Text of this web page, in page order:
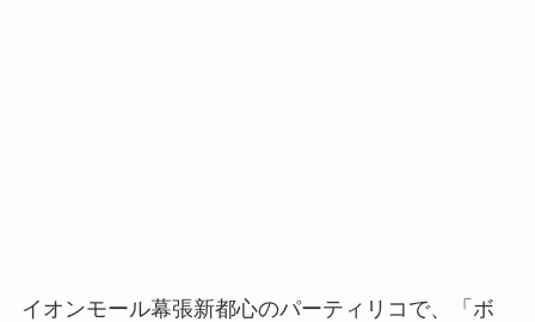
イオンモール幕張新都心のパーティリコで、「ボ